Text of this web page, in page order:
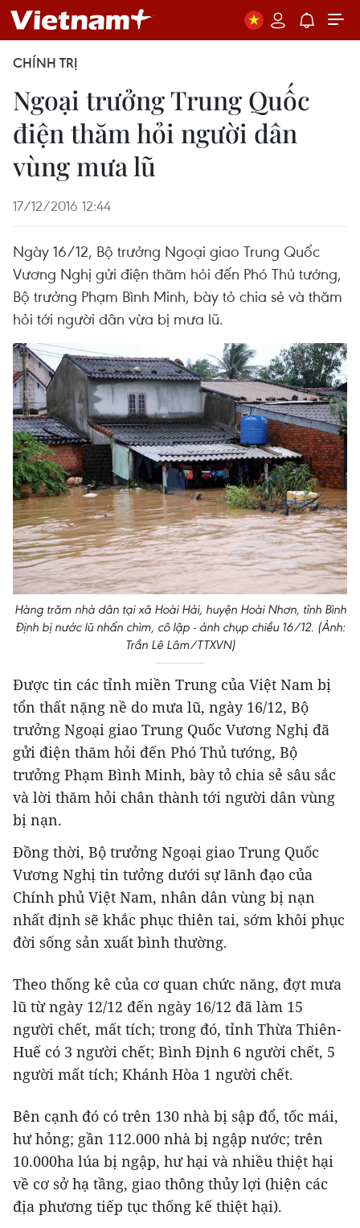
CHÍNH TRỊ
Ngoại trưởng Trung Quốc
điện thăm hỏi người dân
vùng mưa lũ
17/12/2016 12:44
Ngày 16/12, Bộ trưởng Ngoại giao Trung Quốc
Vương Nghị gửi điện thăm hỏi đến Phó Thủ tướng,
Bộ trưởng Phạm Bình Minh, bày tỏ chia sẻ và thăm
hỏi tới người dân vừa bị mưa lũ.
Hàng trăm nhà dân tại xã Hoài Hải, huyện Hoài Nhơn, tỉnh Bình
Định bị nước lũ nhấn chìm, cô lập - ảnh chụp chiều 16/12. (Ảnh:
Trần Lê Lâm/TTXVN)
Được tin các tỉnh miền Trung của Việt Nam bị
tổn thất nặng nề do mưa lũ, ngày 16/12, Bộ
trưởng Ngoại giao Trung Quốc Vương Nghị đã
gửi điện thăm hỏi đến Phó Thủ tướng, Bộ
trưởng Phạm Bình Minh, bày tỏ chia sẻ sâu sắc
và lời thăm hỏi chân thành tới người dân vùng
bị nạn.
Đồng thời, Bộ trưởng Ngoại giao Trung Quốc
Vương Nghị tin tưởng dưới sự lãnh đạo của
Chính phủ Việt Nam, nhân dân vùng bị nạn
nhất định sẽ khắc phục thiên tai, sớm khôi phục
đời sống sản xuất bình thường.
Theo thống kê của cơ quan chức năng, đợt mưa
lũ từ ngày 12/12 đến ngày 16/12 đã làm 15
người chết, mất tích; trong đó, tỉnh Thừa Thiên-
Huế có 3 người chết; Bình Định 6 người chết, 5
người mất tích; Khánh Hòa 1 người chết.
Bên cạnh đó có trên 130 nhà bị sập đổ, tốc mái,
hư hỏng; gần 112.000 nhà bị ngập nước; trên
10.000ha lúa bị ngập, hư hại và nhiều thiệt hại
về cơ sở hạ tầng, giao thông thủy lợi (hiện các
địa phương tiếp tục thống kế thiệt hại).